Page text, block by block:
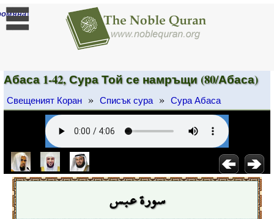
]
Абаса 1-42, Сура Той се намръщи (80/Абаса)
Свещеният Коран » Списък сура » Сура Абаса
سورة عبس